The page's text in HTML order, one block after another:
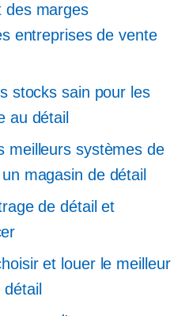
des marges
entreprises de vente
stocks sain pour les
au détail
meilleurs systèmes de
magasin de détail
de détail et
et louer le meilleur